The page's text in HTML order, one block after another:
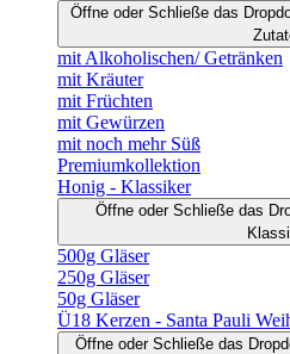
Öffne oder Schließe das
mit Alkoholischen/ Getränken
mit Kräuter
mit Früchten
mit Gewürzen
mit noch mehr Süß
Premiumkollektion
Honig - Klassiker
Öffne oder Schließe das
500g Gläser
250g Gläser
50g Gläser
Ü18 Kerzen - Santa Pauli
Öffne oder Schließe das